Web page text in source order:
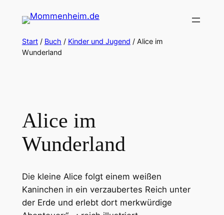
Inhalt
springen
Start/ Buch / Kinder und Jugend / Alice im
Wunderland
Alice im
Wunderland
Die kleine Alice folgt einem weißen
Kaninchen in ein verzaubertes Reich unter
der Erde und erlebt dort merkwürdige